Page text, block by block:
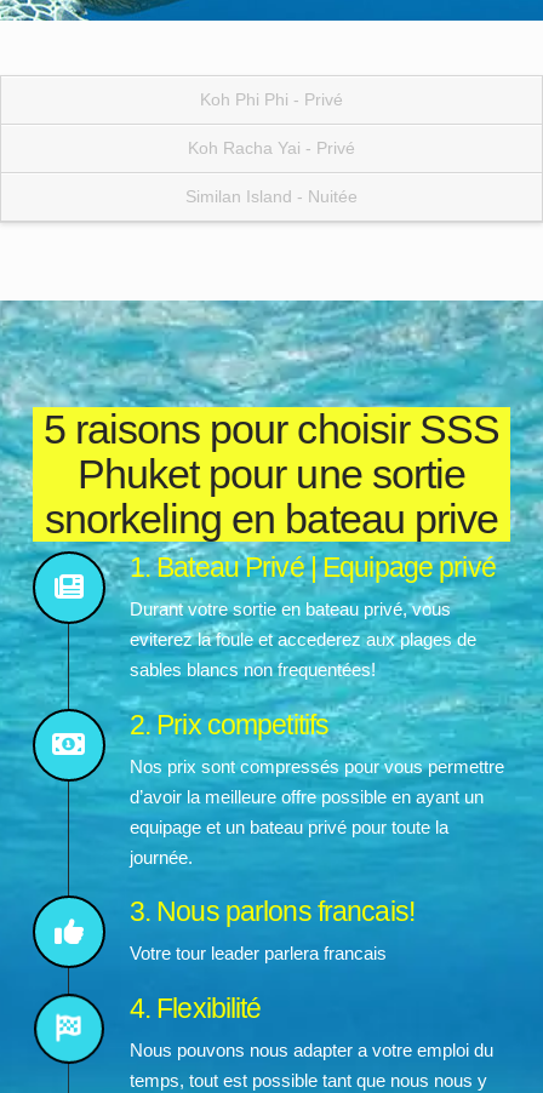
Koh Phi Phi - Privé
Koh Racha Yai - Privé
Similan Island - Nuitée
5 raisons pour choisir SSS
Phuket pour une sortie
snorkeling en bateau prive
1. Bateau Privé | Equipage privé
Durant votre sortie en bateau privé, vous
eviterez la foule et accederez aux plages de
sables blancs non frequentées!
2. Prix competitifs
Nos prix sont compressés pour vous permettre
d’avoir la meilleure offre possible en ayant un
equipage et un bateau privé pour toute la
journée.
3. Nous parlons francais!
Votre tour leader parlera francais
4. Flexibilité
Nous pouvons nous adapter a votre emploi du
temps, tout est possible tant que nous nous y